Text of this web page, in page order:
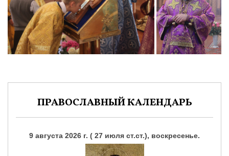
ПРАВОСЛАВНЫЙ КАЛЕНДАРЬ
9 августа 2026 г. ( 27 июля ст.ст.), воскресенье.